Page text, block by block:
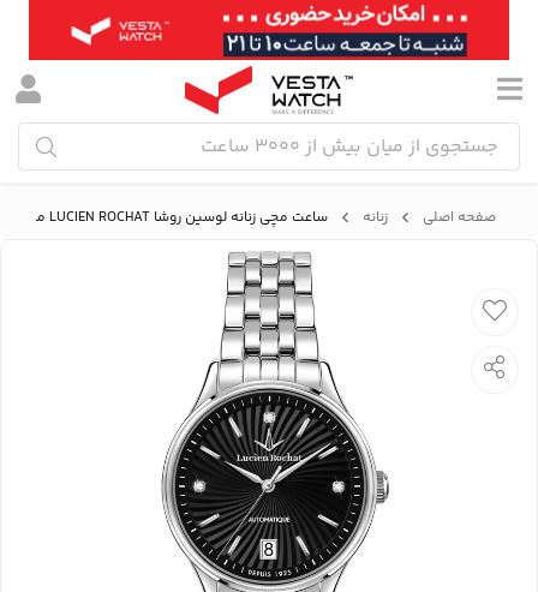
صفحه اصلی زنانه ساعت مچی زنانه لوسین روشا LUCIEN ROCHAT مدل R0423115501